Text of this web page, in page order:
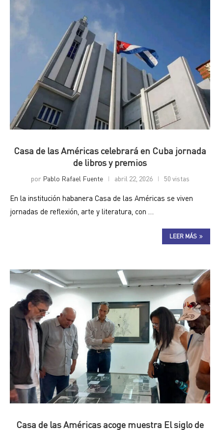
Casa de las Américas celebrará en Cuba jornada
de libros y premios
por Pablo Rafael Fuente abril 22, 2026 50 vistas
En la institución habanera Casa de las Américas se viven
jornadas de reflexión, arte y literatura, con …
LEER MÁS
Casa de las Américas acoge muestra El siglo de